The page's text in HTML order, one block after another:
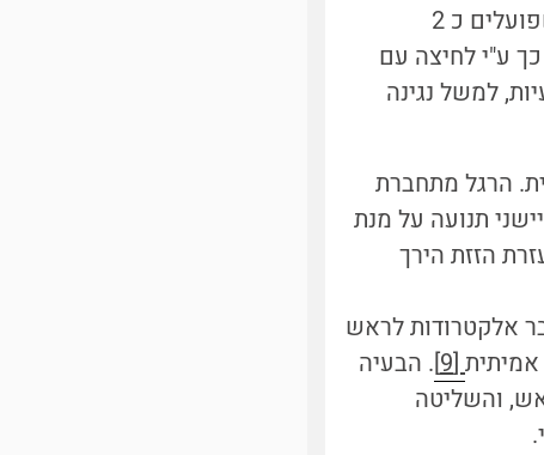
: לבוהן 2 מנועים (שפועלים כ 2
ע"י לחיצה עם
למשל נגינה
הרגל מתחברת
תנועה על מנת
הזזת הירך
אלקטרודות לראש
[9] . הבעיה
והשליטה